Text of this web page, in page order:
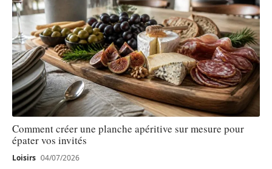
Comment créer une planche apéritive sur mesure pour
épater vos invités
Loisirs 04/07/2026